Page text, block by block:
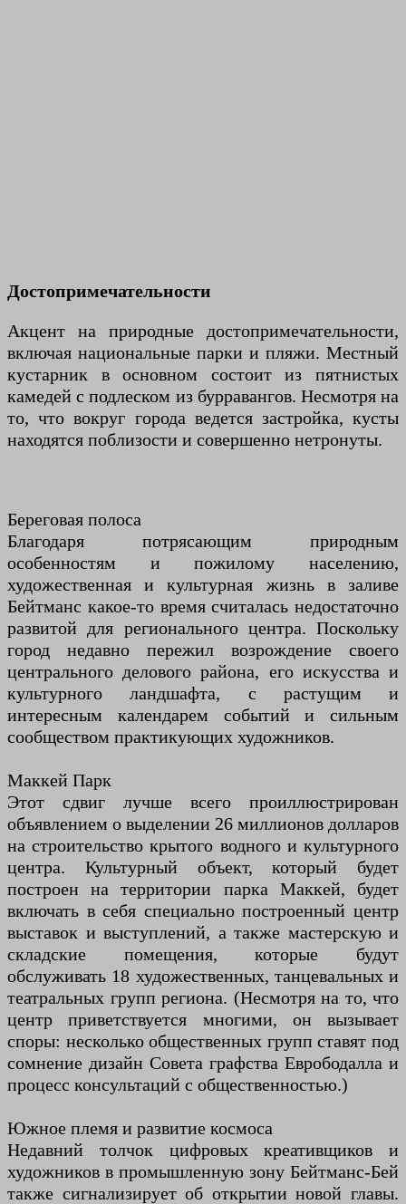
Достопримечательности
Акцент на природные достопримечательности,
включая национальные парки и пляжи. Местный
кустарник в основном состоит из пятнистых
камедей с подлеском из бурравангов. Несмотря на
то, что вокруг города ведется застройка, кусты
находятся поблизости и совершенно нетронуты.
Береговая полоса
Благодаря потрясающим природным
особенностям и пожилому населению,
художественная и культурная жизнь в заливе
Бейтманс какое-то время считалась недостаточно
развитой для регионального центра. Поскольку
город недавно пережил возрождение своего
центрального делового района, его искусства и
культурного ландшафта, с растущим и
интересным календарем событий и сильным
сообществом практикующих художников.
Маккей Парк
Этот сдвиг лучше всего проиллюстрирован
объявлением о выделении 26 миллионов долларов
на строительство крытого водного и культурного
центра. Культурный объект, который будет
построен на территории парка Маккей, будет
включать в себя специально построенный центр
выставок и выступлений, а также мастерскую и
складские помещения, которые будут
обслуживать 18 художественных, танцевальных и
театральных групп региона. (Несмотря на то, что
центр приветствуется многими, он вызывает
споры: несколько общественных групп ставят под
сомнение дизайн Совета графства Еврободалла и
процесс консультаций с общественностью.)
Южное племя и развитие космоса
Недавний толчок цифровых креативщиков и
художников в промышленную зону Бейтманс-Бей
также сигнализирует об открытии новой главы.